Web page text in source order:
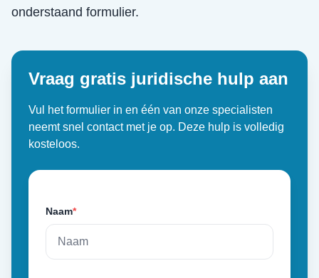
onderstaand formulier.
Vraag gratis juridische hulp aan
Vul het formulier in en één van onze specialisten
neemt snel contact met je op. Deze hulp is volledig
kosteloos.
Naam*